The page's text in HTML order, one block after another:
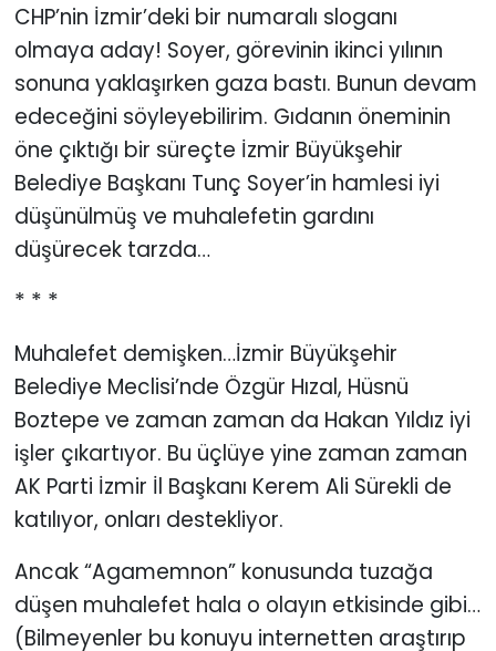
CHP’nin İzmir’deki bir numaralı sloganı
olmaya aday! Soyer, görevinin ikinci yılının
sonuna yaklaşırken gaza bastı. Bunun devam
edeceğini söyleyebilirim. Gıdanın öneminin
öne çıktığı bir süreçte İzmir Büyükşehir
Belediye Başkanı Tunç Soyer’in hamlesi iyi
düşünülmüş ve muhalefetin gardını
düşürecek tarzda…
* * *
Muhalefet demişken…İzmir Büyükşehir
Belediye Meclisi’nde Özgür Hızal, Hüsnü
Boztepe ve zaman zaman da Hakan Yıldız iyi
işler çıkartıyor. Bu üçlüye yine zaman zaman
AK Parti İzmir İl Başkanı Kerem Ali Sürekli de
katılıyor, onları destekliyor.
Ancak “Agamemnon” konusunda tuzağa
düşen muhalefet hala o olayın etkisinde gibi…
(Bilmeyenler bu konuyu internetten araştırıp